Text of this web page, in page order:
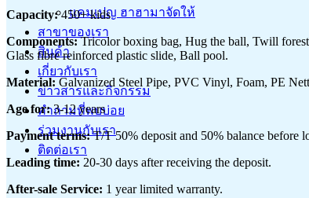
แคมเปญ ฮาฮามาจัดให้
สาขาของเรา
สินค้า
เกี่ยวกับเรา
ข่าวสารและกิจกรรม
คำถามที่พบบ่อย
ร่วมงานกับเรา
ติดต่อเรา
Capacity:450+ kids
Components:Tricolor boxing bag, Hug the ball, Twill forest
Glass fibre reinforced plastic slide, Ball pool.
Material: Galvanized Steel Pipe, PVC Vinyl, Foam, PE
Age for:3-12 years
Payment terms:T/T 50% deposit and 50% balance before
Leading time: 20-30 days after receiving the deposit.
After-sale Service: 1 year limited warranty.